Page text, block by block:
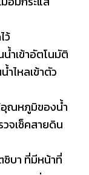
ว้
ำเข้าอัตโนมัติ
ำไหลเข้าตัว
อุณหภูมิของน้ำ
จเช็คสายดิน
ชิบา ที่มีหน้าที่